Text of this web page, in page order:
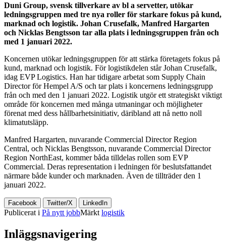
Duni Group, svensk tillverkare av bl a servetter, utökar
ledningsgruppen med tre nya roller för starkare fokus på kund,
marknad och logistik. Johan Crusefalk, Manfred Hargarten
och Nicklas Bengtsson tar alla plats i ledningsgruppen från och
med 1 januari 2022.
Koncernen utökar ledningsgruppen för att stärka företagets fokus på
kund, marknad och logistik. För logistikdelen står Johan Crusefalk,
idag EVP Logistics. Han har tidigare arbetat som Supply Chain
Director för Hempel A/S och tar plats i koncernens ledningsgrupp
från och med den 1 januari 2022. Logistik utgör ett strategiskt viktigt
område för koncernen med många utmaningar och möjligheter
förenat med dess hållbarhetsinitiativ, däribland att nå netto noll
klimatutsläpp.
Manfred Hargarten, nuvarande Commercial Director Region
Central, och Nicklas Bengtsson, nuvarande Commercial Director
Region NorthEast, kommer båda tilldelas rollen som EVP
Commercial. Deras representation i ledningen för beslutsfattandet
närmare både kunder och marknaden. Även de tillträder den 1
januari 2022.
Facebook Twitter/X LinkedIn
Publicerat i På nytt jobbMärkt logistik
Inläggsnavigering